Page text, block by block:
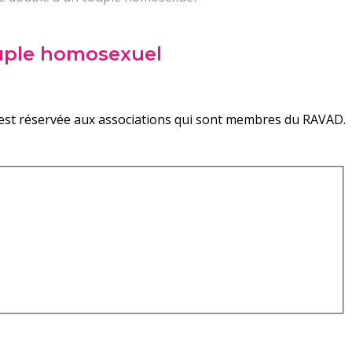
homosexuel
réservée aux associations qui sont membres du RAVAD.